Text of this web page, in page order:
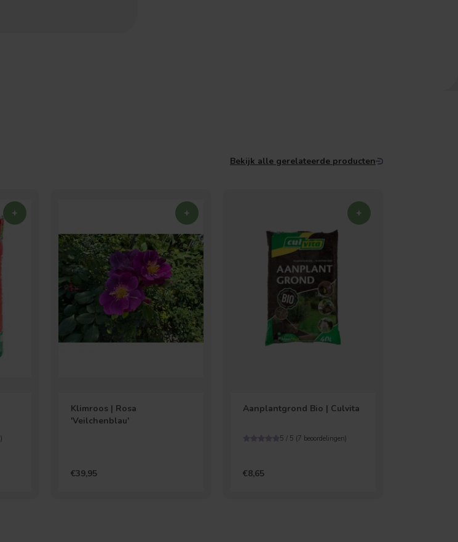
Bekijk alle gerelateerde producten
Klimroos | Rosa
'Veilchenblau'
€39,95
Aanplantgrond Bio | Culvita
5 / 5 (7 beoordelingen)
€8,65